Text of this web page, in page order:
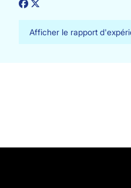
Afficher le rapport